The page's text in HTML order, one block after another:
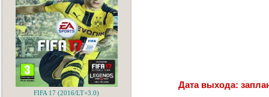
Дата выхода:
FIFA 17 (2016/LT+3.0)